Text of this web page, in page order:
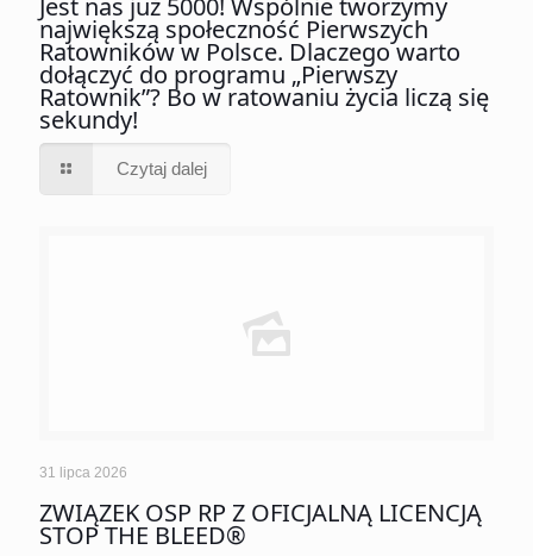
Jest nas już 5000! Wspólnie tworzymy
największą społeczność Pierwszych
Ratowników w Polsce. Dlaczego warto
dołączyć do programu „Pierwszy
Ratownik”? Bo w ratowaniu życia liczą się
sekundy!
Czytaj dalej
31 lipca 2026
ZWIĄZEK OSP RP Z OFICJALNĄ LICENCJĄ
STOP THE BLEED®